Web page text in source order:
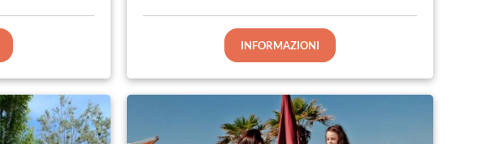
INFORMAZIONI